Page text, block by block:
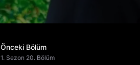
Önceki Bölüm
1. Sezon 20. Bölüm